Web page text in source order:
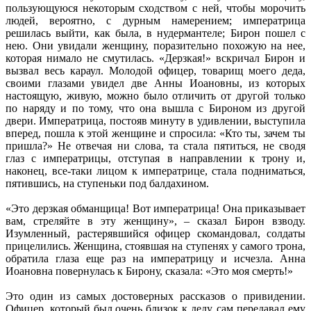
пользующуюся некоторым сходством с ней, чтобы морочить
людей, вероятно, с дурным намерением; императрица
решилась выйти, как была, в нудермантеле; Бирон пошел с
нею. Они увидали женщину, поразительно похожую на нее,
которая нимало не смутилась. «Дерзкая!» вскричал Бирон и
вызвал весь караул. Молодой офицер, товарищ моего деда,
своими глазами увидел две Анны Иоановны, из которых
настоящую, живую, можно было отличить от другой только
по наряду и по тому, что она вышла с Бироном из другой
двери. Императрица, постояв минуту в удивлении, выступила
вперед, пошла к этой женщине и спросила: «Кто ты, зачем ты
пришла?» Не отвечая ни слова, та стала пятиться, не сводя
глаз с императрицы, отступая в направлении к трону и,
наконец, все-таки лицом к императрице, стала подниматься,
пятившись, на ступеньки под балдахином.
«Это дерзкая обманщица! Вот императрица! Она приказывает
вам, стреляйте в эту женщину», – сказал Бирон взводу.
Изумленный, растерявшийся офицер скомандовал, солдаты
прицелились. Женщина, стоявшая на ступенях у самого трона,
обратила глаза еще раз на императрицу и исчезла. Анна
Иоановна повернулась к Бирону, сказала: «Это моя смерть!»
Это один из самых достоверных рассказов о привидении.
Офицер, который был очень близок к деду, сам передавал ему